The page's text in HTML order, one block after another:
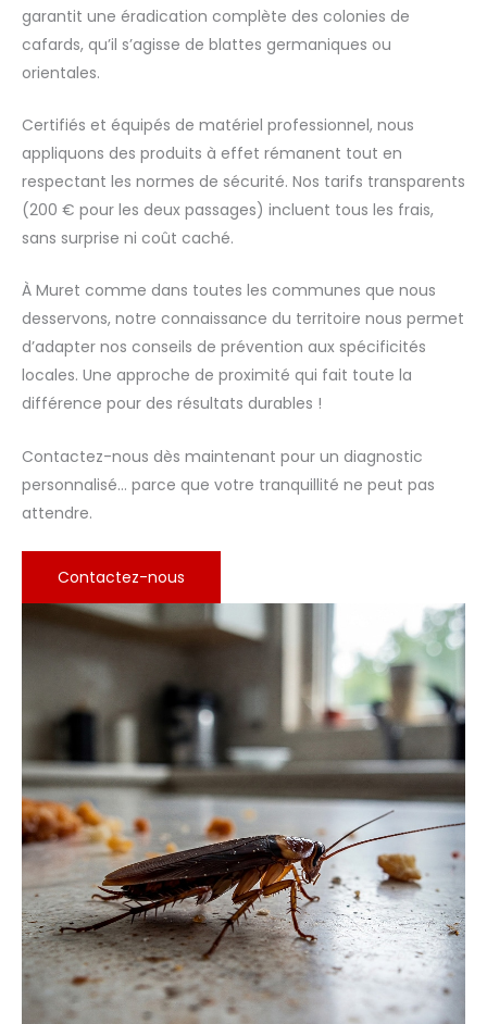
garantit une éradication complète des colonies de
cafards, qu’il s’agisse de blattes germaniques ou
orientales.
Certifiés et équipés de matériel professionnel, nous
appliquons des produits à effet rémanent tout en
respectant les normes de sécurité. Nos tarifs transparents
(200 € pour les deux passages) incluent tous les frais,
sans surprise ni coût caché.
À Muret comme dans toutes les communes que nous
desservons, notre connaissance du territoire nous permet
d’adapter nos conseils de prévention aux spécificités
locales. Une approche de proximité qui fait toute la
différence pour des résultats durables !
Contactez-nous dès maintenant pour un diagnostic
personnalisé… parce que votre tranquillité ne peut pas
attendre.
Contactez-nous